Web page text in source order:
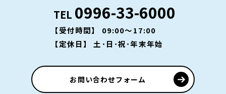
TEL 0996-33-6000
【受付時間】 09:00～17:00
【定休日】 土･日･祝･年末年始
お問い合わせフォーム